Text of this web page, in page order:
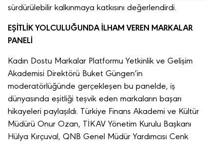
sürdürülebilir kalkınmaya katkısını değerlendirdi.
EŞİTLİK YOLCULUĞUNDA İLHAM VEREN MARKALAR
PANELİ
Kadın Dostu Markalar Platformu Yetkinlik ve Gelişim
Akademisi Direktörü Buket Güngen’in
moderatörlüğünde gerçekleşen bu panelde, iş
dünyasında eşitliği teşvik eden markaların başarı
hikayeleri paylaşıldı. Türkiye Finans Akademi ve Kültür
Müdürü Onur Ozan, TİKAV Yönetim Kurulu Başkanı
Hülya Kırçuval, QNB Genel Müdür Yardımcısı Cenk